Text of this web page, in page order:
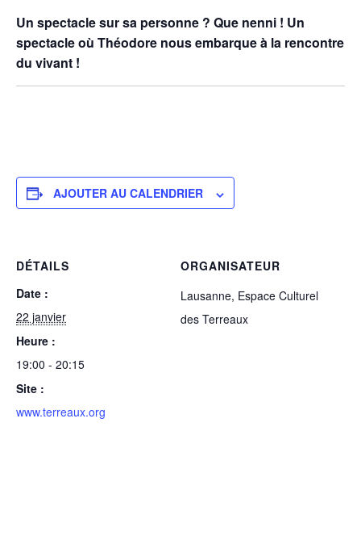
Un spectacle sur sa personne ? Que nenni ! Un
spectacle où Théodore nous embarque à la rencontre
du vivant !
AJOUTER AU CALENDRIER
DÉTAILS
Date :
22 janvier
Heure :
19:00 - 20:15
Site :
www.terreaux.org
ORGANISATEUR
Lausanne, Espace Culturel
des Terreaux